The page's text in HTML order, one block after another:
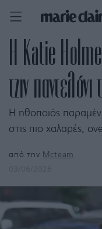
H Κatie
τζιν
Η ηθοποιός
στις πιο χαλαρές,
από την Mcteam